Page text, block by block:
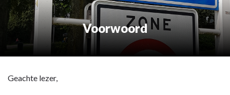
Voorwoord
Geachte lezer,